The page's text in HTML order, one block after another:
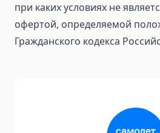
при каких условиях не
офертой, определяемой
Гражданского кодекса